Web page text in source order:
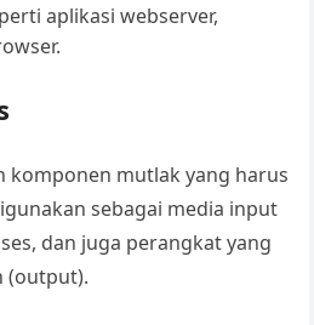
aplikasi webserver,
komponen mutlak yang harus
sebagai media input
dan juga perangkat yang
(output).